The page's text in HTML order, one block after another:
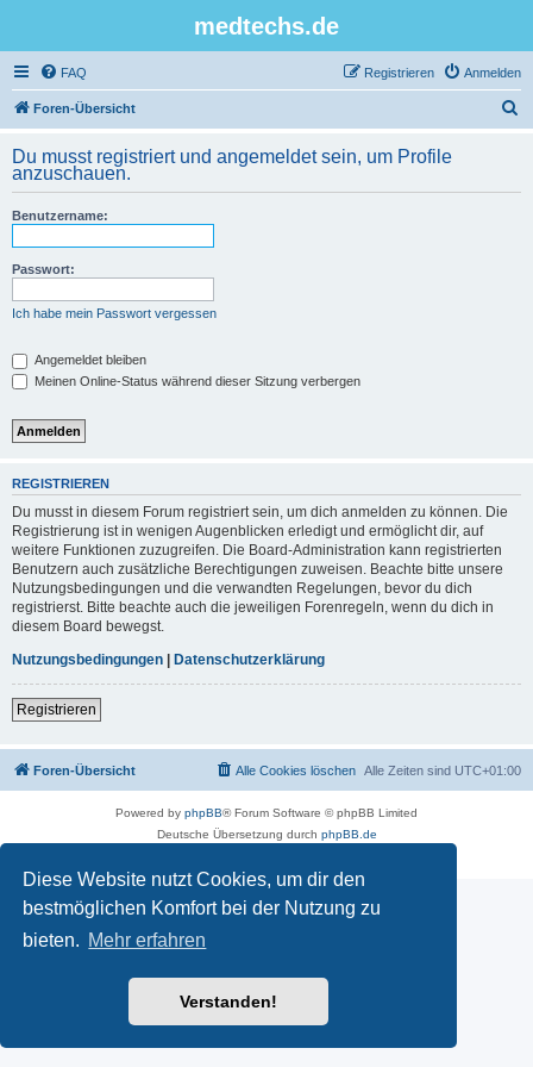
Diese Website nutzt Cookies, um dir den
bestmöglichen Komfort bei der Nutzung zu
bieten. Mehr erfahren
Verstanden!
medtechs.de
FAQ Anmelden
Registrieren
Foren-Übersicht
h
Du musst registriert und angemeldet sein, um Profile
anzuschauen.
Benutzername:
Passwort:
Ich habe mein Passwort vergessen
Angemeldet bleiben
Meinen Online-Status während dieser Sitzung verbergen
REGISTRIEREN
Du musst in diesem Forum registriert sein, um dich anmelden zu können. Die
Registrierung ist in wenigen Augenblicken erledigt und ermöglicht dir, auf
weitere Funktionen zuzugreifen. Die Board-Administration kann registrierten
Benutzern auch zusätzliche Berechtigungen zuweisen. Beachte bitte unsere
Nutzungsbedingungen und die verwandten Regelungen, bevor du dich
registrierst. Bitte beachte auch die jeweiligen Forenregeln, wenn du dich in
diesem Board bewegst.
Nutzungsbedingungen | Datenschutzerklärung
Registrieren
Foren-Übersicht Alle Zeiten sind UTC+01:00
Alle Cookies löschen
Powered by phpBB® Forum Software © phpBB Limited
Deutsche Übersetzung durch phpBB.de